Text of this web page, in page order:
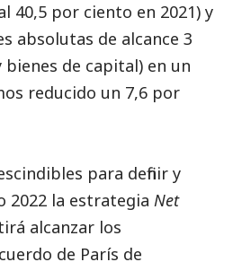
40,5 por ciento en 2021) y
absolutas de alcance 3
bienes de capital) en un
reducido un 7,6 por
para definir y
2022 la estrategia Net
alcanzar los
de París de